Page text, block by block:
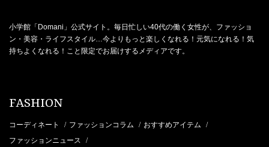
小学館「Domani」公式サイト。毎日忙しい40代の働く女性が、ファッショ
ン・美容・ライフスタイル…今よりもっと楽しくなれる！元気になれる！気
持ちよくなれる！こと限定でお届けするメディアです。
FASHION
コーディネート / ファッションコラム / おすすめアイテム /
ファッションニュース /